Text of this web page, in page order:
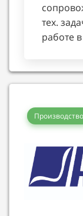
тех.
работе
Производство